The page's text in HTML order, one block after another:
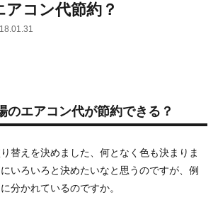
コン代節約？
のエアコン代が節約できる？
り替えを決めました、何となく色も決まりま
いろいろと決めたいなと思うのですが、例
分かれているのですか。